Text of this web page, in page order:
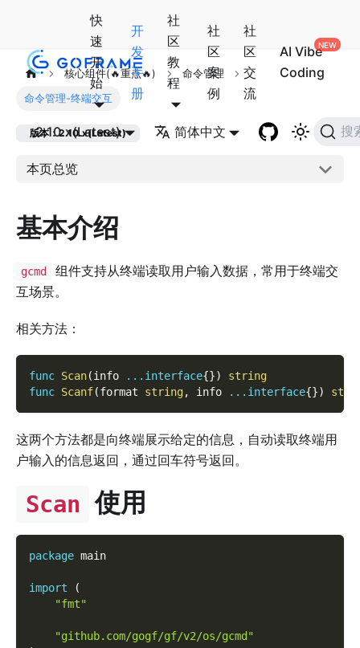
快
速
开
始
开
发
手
册
社
区
教
程
社
区
案
例
社
区
交
流
AI Vibe
Coding
2.10.x(Latest) 简体中文 搜
核心组件(🔥重点🔥) 命令管理
命令管理-终端交互
版本：2.10.x(Latest)
本页总览
基本介绍
gcmd
组件支持从终端读取用户输入数据，常用于终端交
互场景。
相关方法：
func Scan(info ... interface{})
string
func Scanf(format string, info ... interface{})
这两个方法都是向终端展示给定的信息，自动读取终端用
户输入的信息返回，通过回车符号返回。
Scan 使用
package main
import
(
"fmt"
"github.com/gogf/gf/v2/os/gcmd"